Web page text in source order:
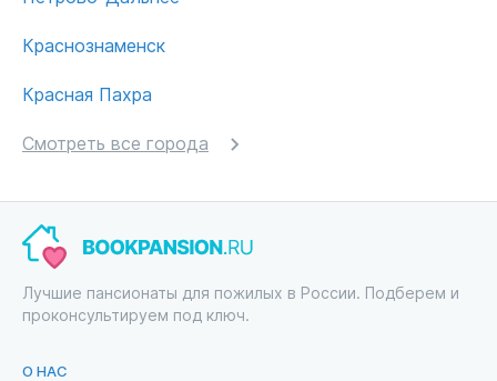
Краснознаменск
Красная Пахра
Смотреть все города
Лучшие пансионаты для пожилых в России. Подберем и
проконсультируем под ключ.
О НАС